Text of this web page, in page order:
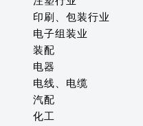
印刷、包装行业
电子组装业
装配
电器
电线、电缆
汽配
化工